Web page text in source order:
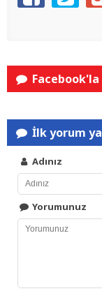
İlk yorum
Adınız
Yorumunuz